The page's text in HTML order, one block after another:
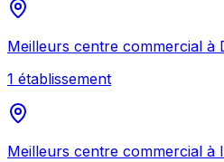
Meilleurs centre commercial à
1 établissement
Meilleurs centre commercial à